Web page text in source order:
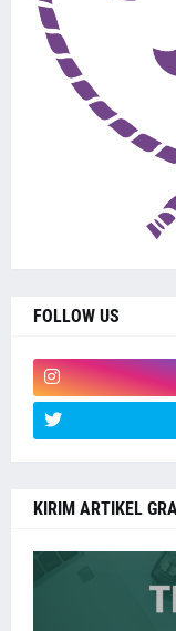
FOLLOW US
KIRIM ARTIKEL